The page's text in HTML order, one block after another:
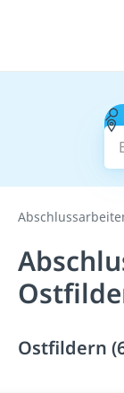
Ostfildern